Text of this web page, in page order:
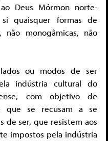
Deus Mórmon norte-
quaisquer formas de
não monogâmicas, não
ou modos de ser
indústria cultural do
com objetivo de
que se recusam a se
de ser, que resistem aos
impostos pela indústria